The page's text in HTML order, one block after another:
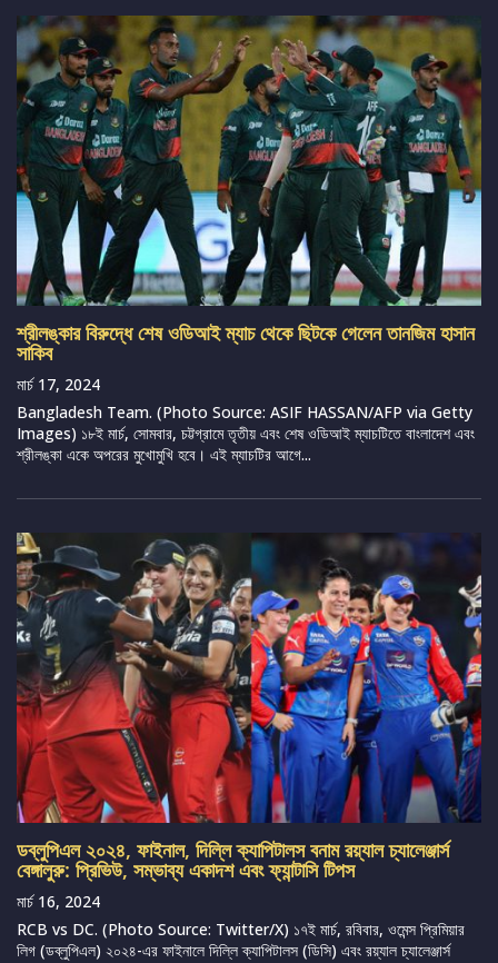
শ্রীলঙ্কার বিরুদ্ধে শেষ ওডিআই ম্যাচ থেকে ছিটকে গেলেন তানজিম হাসান
সাকিব
মার্চ 17, 2024
Bangladesh Team. (Photo Source: ASIF HASSAN/AFP via Getty
Images) ১৮ই মার্চ, সোমবার, চট্টগ্রামে তৃতীয় এবং শেষ ওডিআই ম্যাচটিতে বাংলাদেশ এবং
শ্রীলঙ্কা একে অপরের মুখোমুখি হবে। এই ম্যাচটির আগে...
ডব্লুপিএল ২০২৪, ফাইনাল, দিল্লি ক্যাপিটালস বনাম রয়্যাল চ্যালেঞ্জার্স
বেঙ্গালুরু: প্রিভিউ, সম্ভাব্য একাদশ এবং ফ্যান্টাসি টিপস
মার্চ 16, 2024
RCB vs DC. (Photo Source: Twitter/X) ১৭ই মার্চ, রবিবার, ওমেন্স প্রিমিয়ার
লিগ (ডব্লুপিএল) ২০২৪-এর ফাইনালে দিল্লি ক্যাপিটালস (ডিসি) এবং রয়্যাল চ্যালেঞ্জার্স